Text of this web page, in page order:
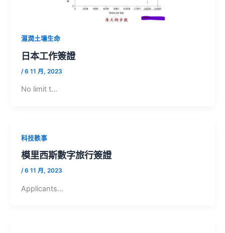
濕潤土壤生命
日本工作簽證
/6 11 月, 2023
No limit t…
科技軼事
模里西斯數字旅行簽證
/6 11 月, 2023
Applicants…